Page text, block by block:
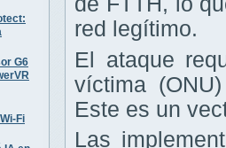
G6
Fi
red legítimo.
El ataque
víctima
Este es un
Las